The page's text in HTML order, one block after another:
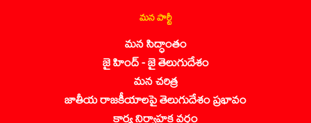
మన పార్టీ
మన సిద్ధాంతం
జై హింద్ - జై తెలుగుదేశం
మన చరిత్ర
జాతీయ రాజకీయాలపై తెలుగుదేశం ప్రభావం
కార్య నిర్వాహక వర్గం